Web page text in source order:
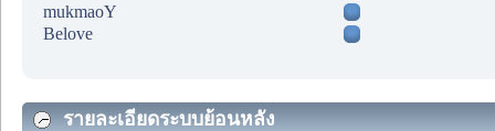
mukmaoY
Belove
รายละเอียดระบบย้อนหลัง